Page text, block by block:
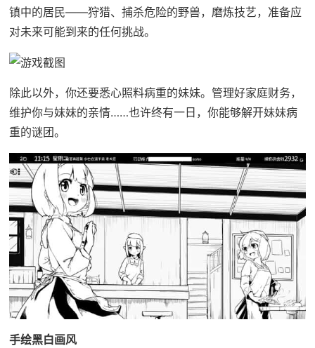
镇中的居民——狩猎、捕杀危险的野兽，磨炼技艺，准备应
对未来可能到来的任何挑战。
除此以外，你还要悉心照料病重的妹妹。管理好家庭财务，
维护你与妹妹的亲情……也许终有一日，你能够解开妹妹病
重的谜团。
手绘黑白画风